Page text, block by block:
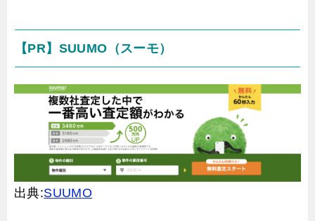
【PR】SUUMO（スーモ）
出典:SUUMO